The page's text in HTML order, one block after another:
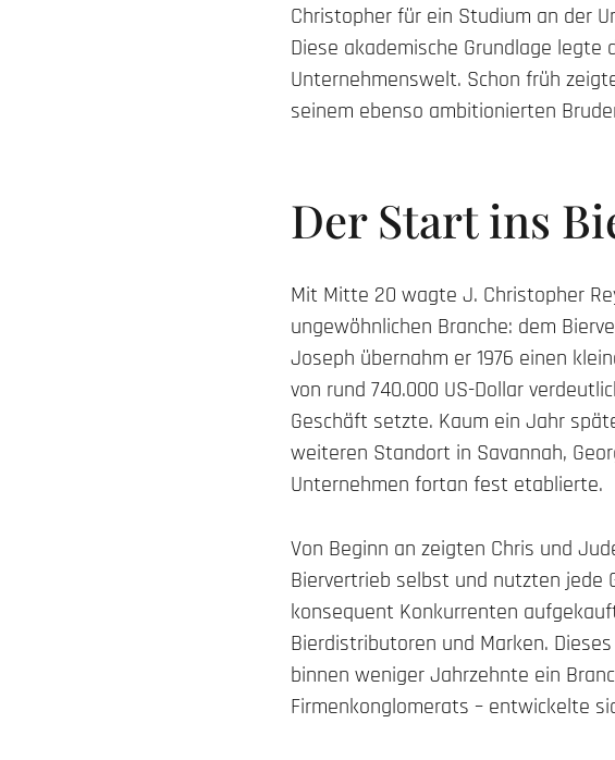
Christopher für ein Studium an der
Diese akademische Grundlage
Unternehmenswelt. Schon früh
seinem ebenso ambitionierten
Der Start ins
Mit Mitte 20 wagte J. Christopher
ungewöhnlichen Branche: dem
Joseph übernahm er 1976 einen
von rund 740.000 US-Dollar
Geschäft setzte. Kaum ein Jahr
weiteren Standort in Savannah,
Unternehmen fortan fest etablierte.
Von Beginn an zeigten Chris und
Biervertrieb selbst und nutzten jede
konsequent Konkurrenten
Bierdistributoren und Marken.
binnen weniger Jahrzehnte ein
Firmenkonglomerats – entwickelte